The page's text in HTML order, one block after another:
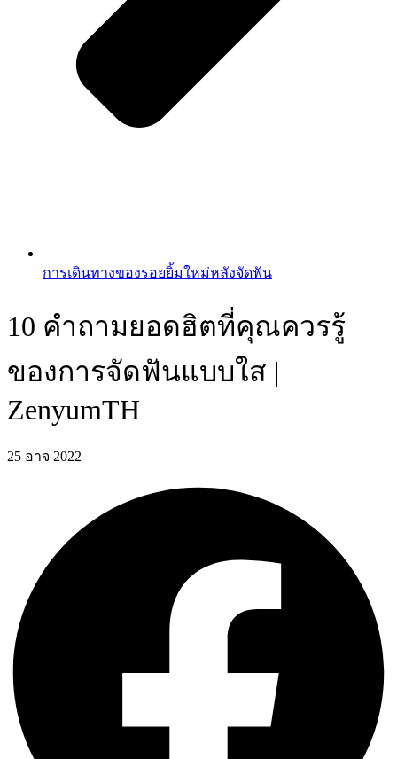
การเดินทางของรอยยิ้มใหม่หลังจัดฟัน
10 คำถามยอดฮิตที่คุณควรรู้
ของการจัดฟันแบบใส |
ZenyumTH
25 อาจ 2022